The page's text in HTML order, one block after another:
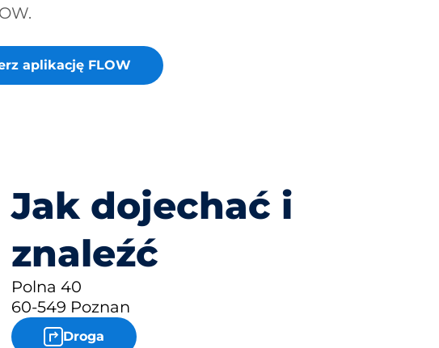
aplikację FLOW
Jak dojechać i
znaleźć
Polna 40
60-549 Poznan
Droga